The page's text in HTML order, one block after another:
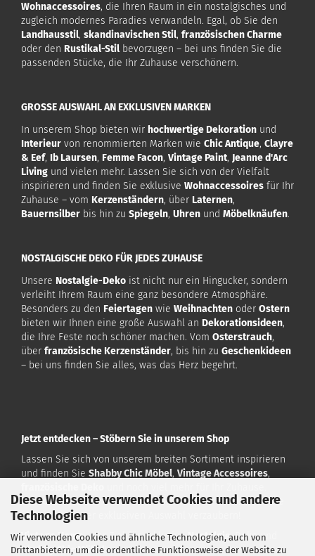
Diese Webseite verwendet Cookies und andere
Technologien
Wir verwenden Cookies und ähnliche Technologien, auch von
Drittanbietern, um die ordentliche Funktionsweise der Website zu
Wohnaccessoires, die Ihren Raum in ein nostalgisches und
zugleich modernes Paradies verwandeln. Egal, ob Sie den
Landhausstil, skandinavischen Stil, französischen Charme
oder den Rustikal-Stil bevorzugen – bei uns finden Sie die
passenden Stücke, die Ihr Zuhause verschönern.
GROSSE AUSWAHL AN EXKLUSIVEN MARKEN
In unserem Shop bieten wir hochwertige Dekoration und
Interieur von renommierten Marken wie Chic Antique, Clayre
& Eef, Ib Laursen, Femme Facon, Vintage Paint, Jeanne d'Arc
Living und vielen mehr. Lassen Sie sich von der Vielfalt
inspirieren und finden Sie exklusive Wohnaccessoires für Ihr
Zuhause – vom Kerzenständern, über Laternen,
Bauernsilber bis hin zu Spiegeln, Uhren und Möbelknäufen.
NOSTALGISCHE DEKO FÜR JEDES ZUHAUSE
Unsere Nostalgie-Deko ist nicht nur ein Hingucker, sondern
verleiht Ihrem Raum eine ganz besondere Atmosphäre.
Besonders zu den Feiertagen wie Weihnachten oder Ostern
bieten wir Ihnen eine große Auswahl an Dekorationsideen,
die Ihre Feste noch schöner machen. Vom Osterstrauch,
über französische Kerzenständer, bis hin zu Geschenkideen
– bei uns finden Sie alles, was das Herz begehrt.
Jetzt entdecken – Stöbern Sie in unserem Shop
Lassen Sie sich von unserem breiten Sortiment inspirieren
und finden Sie Shabby Chic Möbel, Vintage Accessoires,
Besuchen Sie uns aufwww.vintagehome.de und lassen Sie
sich von unserer exklusiven Auswahl verzaubern!
Vintage Home– Ihr Ziel für exklusiveNostalgie-Deko und
Shabby Chic Möbel!